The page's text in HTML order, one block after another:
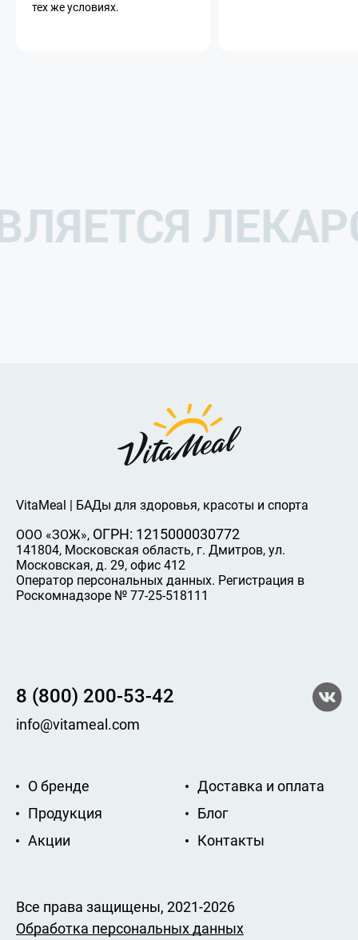
тех же условиях.
VitaMeal | БАДы для здоровья, красоты и спорта
ООО «ЗОЖ», ОГРН: 1215000030772
141804, Московская область, г. Дмитров, ул.
Московская, д. 29, офис 412
Оператор персональных данных. Регистрация в
Роскомнадзоре № 77-25-518111
8 (800) 200-53-42
info@vitameal.com
О бренде
Продукция
Акции
Доставка и оплата
Блог
Контакты
Все права защищены, 2021-2026
Обработка персональных данных